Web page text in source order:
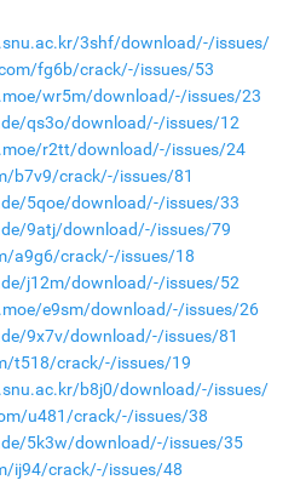
3shf/download/-/issues/
fg6b/crack/-/issues/53
wr5m/download/-/issues/23
qs3o/download/-/issues/12
r2tt/download/-/issues/24
b7v9/crack/-/issues/81
5qoe/download/-/issues/33
9atj/download/-/issues/79
a9g6/crack/-/issues/18
j12m/download/-/issues/52
e9sm/download/-/issues/26
9x7v/download/-/issues/81
t518/crack/-/issues/19
b8j0/download/-/issues/
u481/crack/-/issues/38
5k3w/download/-/issues/35
ij94/crack/-/issues/48